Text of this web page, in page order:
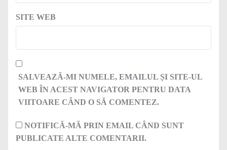
SITE WEB
SALVEAZĂ-MI NUMELE, EMAILUL ȘI SITE-UL
WEB ÎN ACEST NAVIGATOR PENTRU DATA
VIITOARE CÂND O SĂ COMENTEZ.
NOTIFICĂ-MĂ PRIN EMAIL CÂND SUNT
PUBLICATE ALTE COMENTARII.